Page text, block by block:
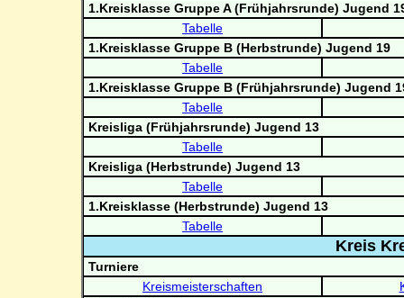
1.Kreisklasse Gruppe A (Frühjahrsrunde) Jugend
Tabelle
1.Kreisklasse Gruppe B (Herbstrunde) Jugend 19
Tabelle
1.Kreisklasse Gruppe B (Frühjahrsrunde) Jugend
Tabelle
Kreisliga (Frühjahrsrunde) Jugend 13
Tabelle
Kreisliga (Herbstrunde) Jugend 13
Tabelle
1.Kreisklasse (Herbstrunde) Jugend 13
Tabelle
Kreis
Turniere
Kreismeisterschaften